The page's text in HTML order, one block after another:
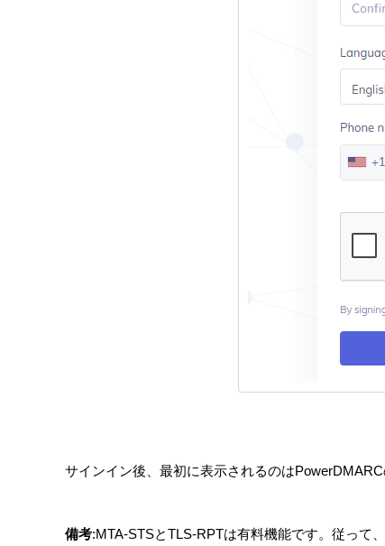
サインイン後、最初に表示されるのは
備考:MTA-STSとTLS-RPTは有料機能です。従って